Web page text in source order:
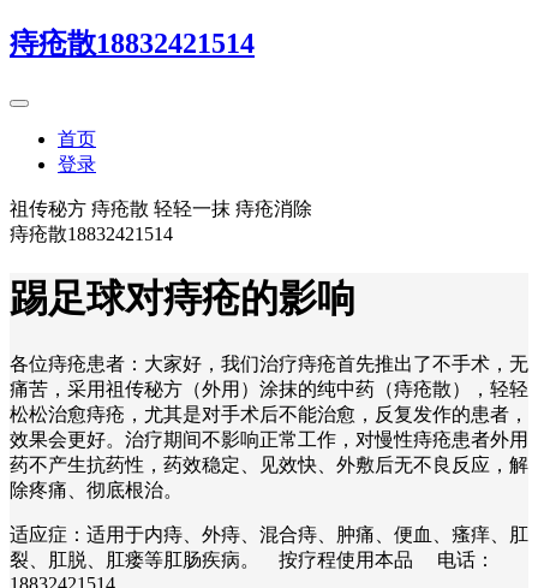
痔疮散18832421514
首页
登录
祖传秘方 痔疮散 轻轻一抹 痔疮消除
痔疮散18832421514
踢足球对痔疮的影响
各位痔疮患者：大家好，我们治疗痔疮首先推出了不手术，无
痛苦，采用祖传秘方（外用）涂抹的纯中药（痔疮散），轻轻
松松治愈痔疮，尤其是对手术后不能治愈，反复发作的患者，
效果会更好。治疗期间不影响正常工作，对慢性痔疮患者外用
药不产生抗药性，药效稳定、见效快、外敷后无不良反应，解
除疼痛、彻底根治。
适应症：适用于内痔、外痔、混合痔、肿痛、便血、瘙痒、肛
裂、肛脱、肛瘘等肛肠疾病。 按疗程使用本品 电话：
18832421514